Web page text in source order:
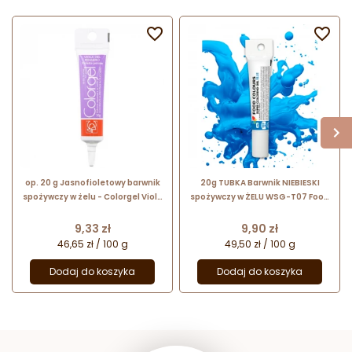
op. 20 g Jasnofioletowy barwnik
spożywczy w żelu - Colorgel Viola
barwnik do masy cukrowej i tortów
Cena
9,33 zł
46,65 zł / 100 g
Dodaj do koszyka

20g TUBKA Barwnik NIEBIESKI
spożywczy w ŻELU WSG-T07 Food
Cena
9,90 zł
49,50 zł / 100 g
Dodaj do koszyka
